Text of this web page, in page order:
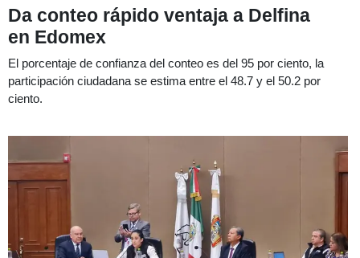
Da conteo rápido ventaja a Delfina
en Edomex
El porcentaje de confianza del conteo es del 95 por ciento, la
participación ciudadana se estima entre el 48.7 y el 50.2 por
ciento.